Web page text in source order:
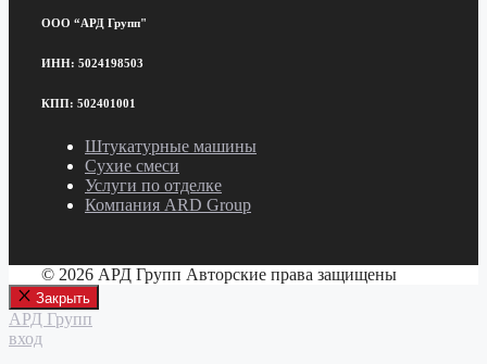
ООО “АРД Групп"
ИНН: 5024198503
КПП: 502401001
Штукатурные машины
Сухие смеси
Услуги по отделке
Компания ARD Group
© 2026 АРД Групп Авторские права защищены
Закрыть
АРД Групп
вход